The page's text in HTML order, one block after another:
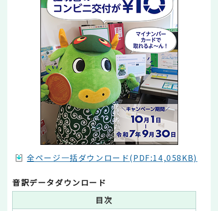
全ページ一括ダウンロード(PDF:14,058KB)
音訳データダウンロード
目次